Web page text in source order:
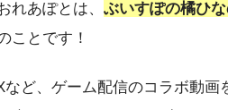
れあぽとは、 ぶいすぽの橘ひ
ことです！
など、ゲーム配信のコラボ動